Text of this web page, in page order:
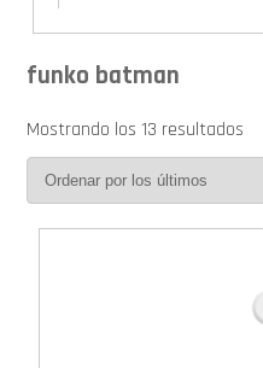
Calendario de Adviento
Cover Pop!
funko batman
Mostrando los 13 resultados